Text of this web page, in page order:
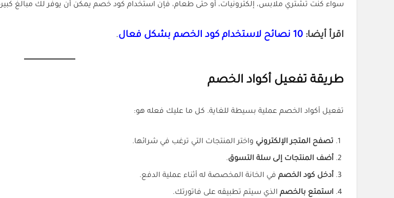
سواء كنت تشتري ملابس، إلكترونيات، أو حتى طعام، فإن استخدام كود خصم يمكن أن يوفر لك مبالغ
اقرأ أيضا: .
طريقة تفعيل أكواد الخصم
تفعيل أكواد الخصم عملية بسيطة للغاية. كل ما عليك فعله هو:
تصفح المتجر الإلكتروني واختر المنتجات التي ترغب في شرائها.
أضف المنتجات إلى سلة التسوق.
أدخل كود الخصم في الخانة المخصصة له أثناء عملية الدفع.
استمتع بالخصم الذي سيتم تطبيقه على فاتورتك.